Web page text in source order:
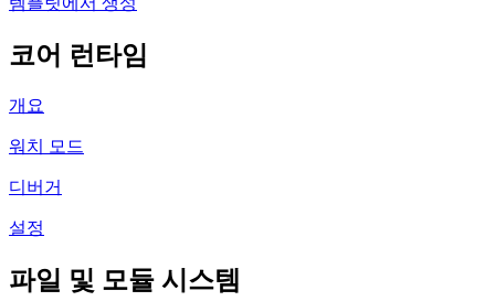
코어 런타임
개요
워치 모드
디버거
설정
파일 및 모듈 시스템